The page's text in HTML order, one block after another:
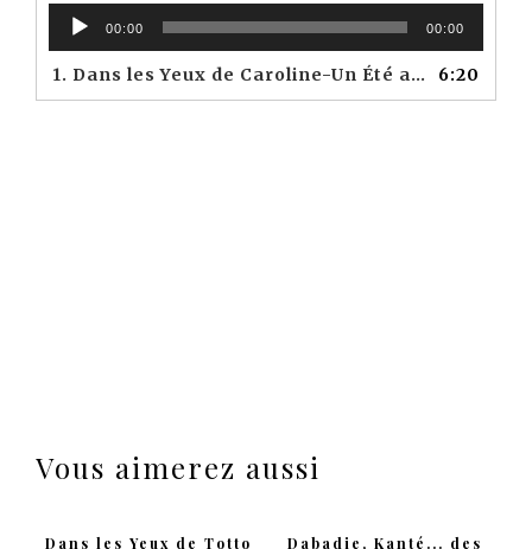
Lecteur
audio
00:00 00:00
1. Dans les Yeux de Caroline-Un Été avec Monika-Erik Nordgren-Caroline Mehallel-Paris Bazaar 6:20
Vous aimerez aussi
Dans les Yeux de Totto Dabadie, Kanté... des